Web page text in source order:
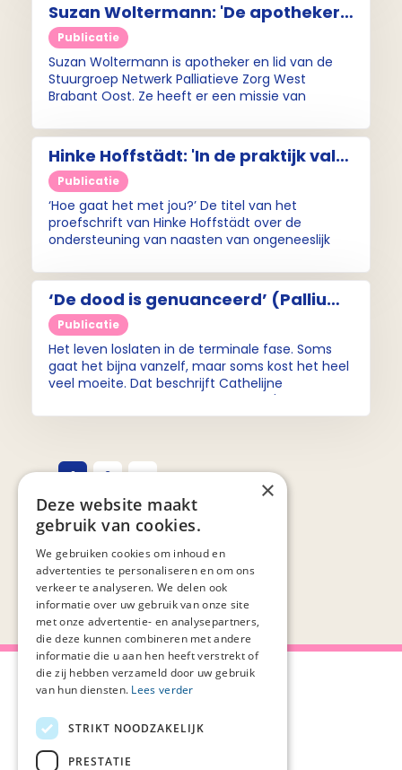
Suzan Woltermann: 'De apotheker
kan veel waarde toevoegen aan de
palliatieve levensfase van
patiënten'
Publicatie
Suzan Woltermann is apotheker en lid van de
Stuurgroep Netwerk Palliatieve Zorg West
Brabant Oost. Ze heeft er een missie van
palliatieve zorg zichtbaarder te maken.
Hinke Hoffstädt: 'In de praktijk valt
de aandacht voor naasten vrij snel
van het takenlijstje af (Pallium
interview)
Publicatie
‘Hoe gaat het met jou?’ De titel van het
proefschrift van Hinke Hoffstädt over de
ondersteuning van naasten van ongeneeslijk
zorgverleners mag worden verwacht: schenk
aandacht aan de ervaring en beleving van de
naaste.
‘De dood is genuanceerd’ (Pallium-
interview)
Publicatie
Het leven loslaten in de terminale fase. Soms
gaat het bijna vanzelf, maar soms kost het heel
veel moeite. Dat beschrijft Cathelijne
Verboeket-Crul in haar eerste boek 'Het leven
loslaten'. We spraken haar op haar werkplek in
1 2
Over Palliaweb
Over PZNL
Privacyverklaring
×
Deze website maakt
gebruik van cookies.
We gebruiken cookies om inhoud en
advertenties te personaliseren en om ons
verkeer te analyseren. We delen ook
informatie over uw gebruik van onze site
met onze advertentie- en analysepartners,
die deze kunnen combineren met andere
informatie die u aan hen heeft verstrekt of
die zij hebben verzameld door uw gebruik
van hun diensten. Lees verder
STRIKT NOODZAKELIJK
PRESTATIE